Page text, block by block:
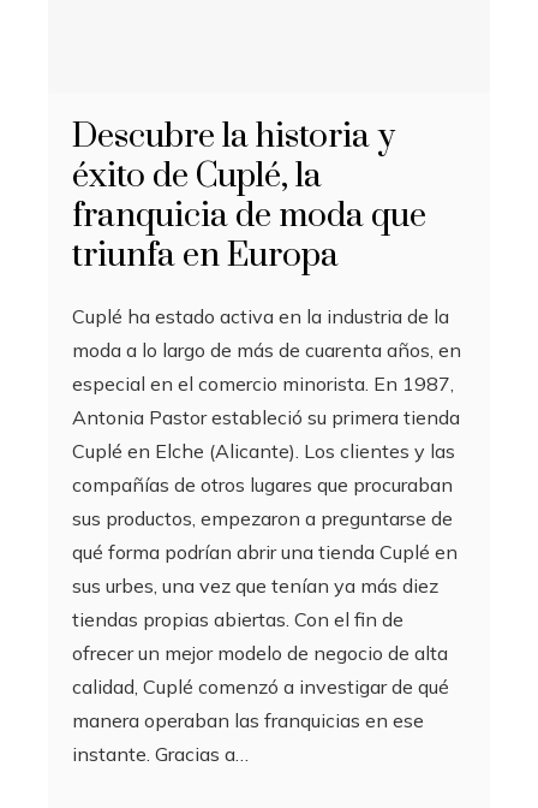
Descubre la historia y
éxito de Cuplé, la
franquicia de moda que
triunfa en Europa
Cuplé ha estado activa en la industria de la
moda a lo largo de más de cuarenta años, en
especial en el comercio minorista. En 1987,
Antonia Pastor estableció su primera tienda
Cuplé en Elche (Alicante). Los clientes y las
compañías de otros lugares que procuraban
sus productos, empezaron a preguntarse de
qué forma podrían abrir una tienda Cuplé en
sus urbes, una vez que tenían ya más diez
tiendas propias abiertas. Con el fin de
ofrecer un mejor modelo de negocio de alta
calidad, Cuplé comenzó a investigar de qué
manera operaban las franquicias en ese
instante. Gracias a…